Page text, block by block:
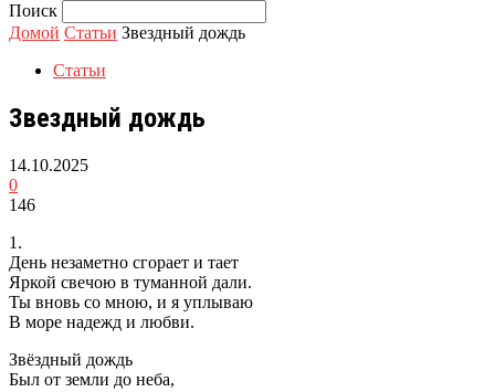
Поиск
Домой Статьи Звездный дождь
Статьи
Звездный дождь
14.10.2025
0
146
1.
День незаметно сгорает и тает
Яркой свечою в туманной дали.
Ты вновь со мною, и я уплываю
В море надежд и любви.
Звёздный дождь
Был от земли до неба,